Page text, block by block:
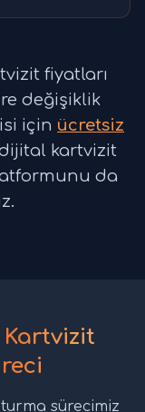
fiyatları
değişiklik
için ücretsiz
kartvizit
da
sürecimiz